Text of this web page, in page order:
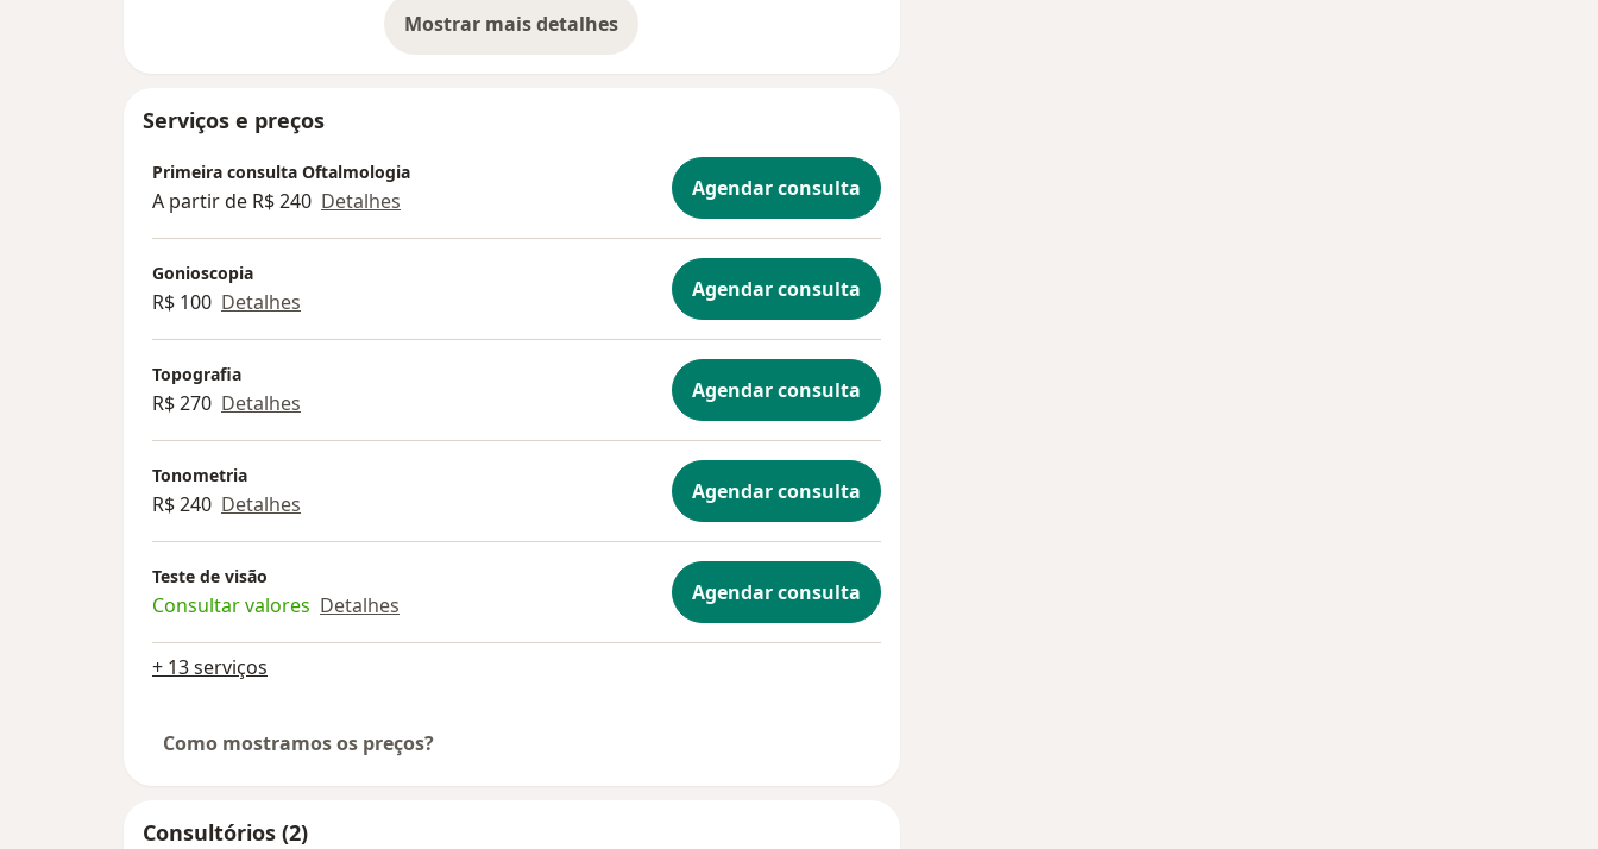
Mostrar mais detalhes
sobre a experiência
Serviços e preços
Primeira consulta Oftalmologia
A partir de R$ 240 Detalhes Agendar consulta
Gonioscopia
R$ 100 Detalhes Agendar consulta
Topografia
R$ 270 Detalhes Agendar consulta
Tonometria
R$ 240 Detalhes Agendar consulta
Teste de visão
Consultar valores Detalhes Agendar consulta
+ 13 serviços
Como mostramos os preços?
Consultórios (2)